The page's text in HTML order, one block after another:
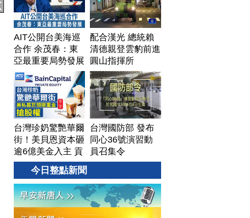
AIT公開台美海巡
合作 余茂春：東
亞最重要局勢發展
配合漢光 總統賴
清德親登雲豹前進
圓山指揮所
台灣珍奶驚艷華爾
街！美貝恩資本砸
逾6億美金入主 貢
茶拓國際版圖加速
攻美？｜#財經新
聞｜
20260806(四)
台灣國防部 發布
同心36號演習動
員召集令
今日整點新聞